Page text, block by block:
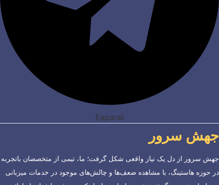
Eaparat
جهش سرور
جهش سرور از دل یک نیاز واقعی شکل گرفت؛ ما، تیمی از متخصصان باتجربه
در حوزه هاستینگ، با مشاهده ضعف‌ها و چالش‌های موجود در خدمات میزبانی